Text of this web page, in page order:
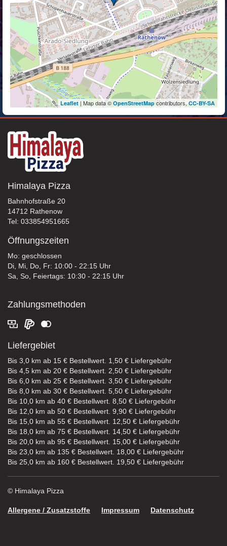
Leaflet| Map data © OpenStreetMapcontributors,CC-BY-SA
Himalaya Pizza
Bahnhofstraße 20
14712 Rathenow
Tel: 033854951665
Öffnungszeiten
Mo: geschlossen
Di, Mi, Do, Fr: 10:00 - 22:15 Uhr
Sa, So, Feiertags: 10:30 - 22:15 Uhr
Zahlungsmethoden
Liefergebiet
Bis 3,0 km ab 15 € Bestellwert. 1,50 € Liefergebühr
Bis 4,5 km ab 20 € Bestellwert. 2,50 € Liefergebühr
Bis 6,0 km ab 25 € Bestellwert. 3,50 € Liefergebühr
Bis 8,0 km ab 30 € Bestellwert. 5,50 € Liefergebühr
Bis 10,0 km ab 40 € Bestellwert. 8,50 € Liefergebühr
Bis 12,0 km ab 50 € Bestellwert. 9,90 € Liefergebühr
Bis 15,0 km ab 55 € Bestellwert. 12,50 € Liefergebühr
Bis 18,0 km ab 75 € Bestellwert. 14,50 € Liefergebühr
Bis 20,0 km ab 95 € Bestellwert. 15,00 € Liefergebühr
Bis 23,0 km ab 135 € Bestellwert. 18,00 € Liefergebühr
Bis 25,0 km ab 160 € Bestellwert. 19,50 € Liefergebühr
© Himalaya Pizza
Allergene / Zusatzstoffe Impressum Datenschutz